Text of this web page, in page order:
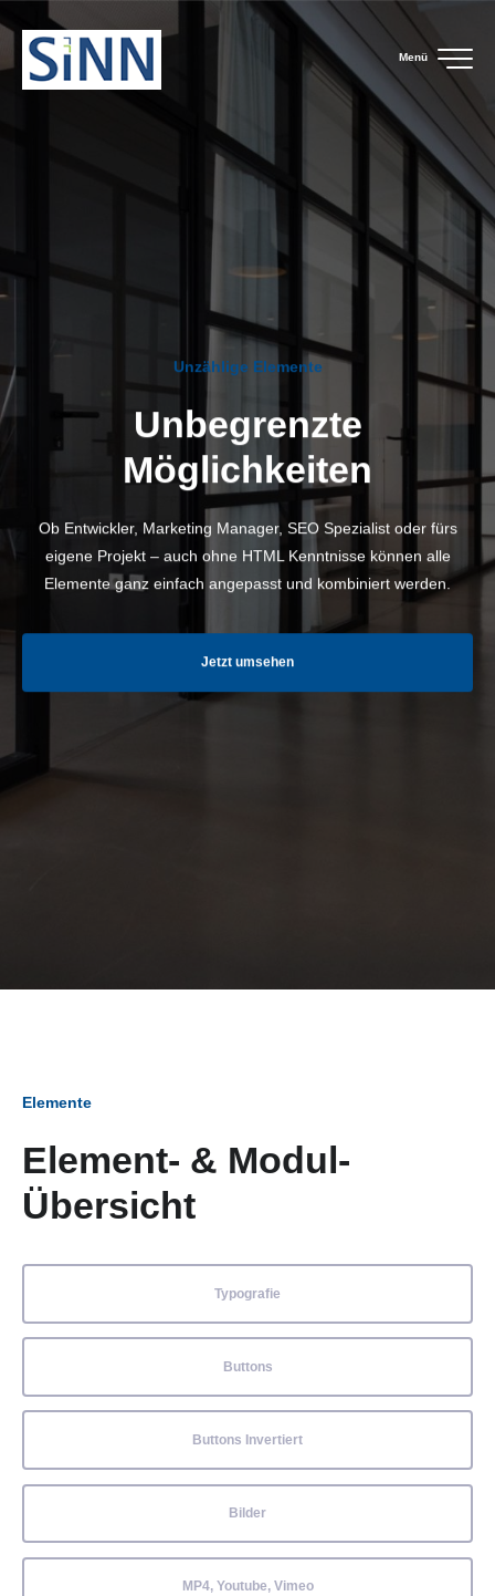
Menü
Unzählige Elemente
Unbegrenzte
Möglichkeiten
Ob Entwickler, Marketing Manager, SEO Spezialist oder fürs
eigene Projekt – auch ohne HTML Kenntnisse können alle
Elemente ganz einfach angepasst und kombiniert werden.
Jetzt umsehen
Elemente
Element- & Modul-
Übersicht
Typografie
Buttons
Buttons Invertiert
Bilder
MP4, Youtube, Vimeo